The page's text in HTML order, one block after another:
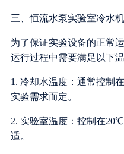
三、恒流水泵实验室冷水
为了保证实验设备的正常
运行过程中需要满足以下温
1. 冷却水温度：通常控制
实验需求而定。
2. 实验室温度：控制在
适。